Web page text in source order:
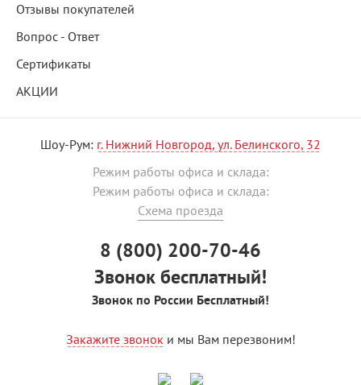
Отзывы покупателей
Вопрос - Ответ
Сертификаты
АКЦИИ
Шоу-Рум: г. Нижний Новгород, ул. Белинского, 32
Режим работы офиса и склада:
Режим работы офиса и склада:
Схема проезда
8 (800) 200-70-46
Звонок бесплатный!
Звонок по России Бесплатный!
Закажите звоноки мы Вам перезвоним!